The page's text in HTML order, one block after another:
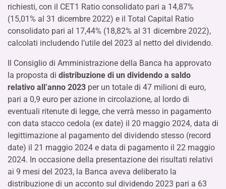
richiesti, con il CET1 Ratio consolidato pari a 14,87%
(15,01% al 31 dicembre 2022) e il Total Capital Ratio
consolidato pari al 17,44% (18,82% al 31 dicembre 2022),
calcolati includendo l’utile del 2023 al netto del dividendo.
Il Consiglio di Amministrazione della Banca ha approvato
la proposta di distribuzione di un dividendo a saldo
relativo all’anno 2023 per un totale di 47 milioni di euro,
pari a 0,9 euro per azione in circolazione, al lordo di
eventuali ritenute di legge, che verrà messo in pagamento
con data stacco cedola (ex date) il 20 maggio 2024, data di
legittimazione al pagamento del dividendo stesso (record
date) il 21 maggio 2024 e data di pagamento il 22 maggio
2024. In occasione della presentazione dei risultati relativi
ai 9 mesi del 2023, la Banca aveva deliberato la
distribuzione di un acconto sul dividendo 2023 pari a 63